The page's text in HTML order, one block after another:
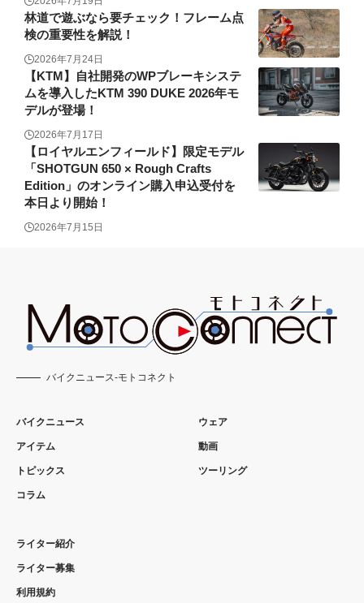
林道で遊ぶなら要チェック！フレーム点
検の重要性を解説！
2026年7月24日
【KTM】自社開発のWPブレーキシステ
ムを導入したKTM 390 DUKE 2026年モ
デルが登場！
2026年7月17日
【ロイヤルエンフィールド】限定モデル
「SHOTGUN 650 × Rough Crafts
Edition」のオンライン購入申込受付を
本日より開始！
2026年7月15日
バイクニュース-モトコネクト
バイクニュース
アイテム
トピックス
コラム
ウェア
動画
ツーリング
ライター紹介
ライター募集
利用規約